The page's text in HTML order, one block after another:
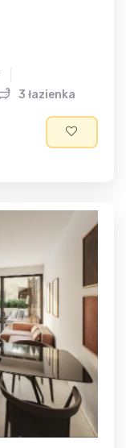
3 łazienka